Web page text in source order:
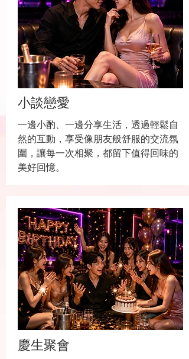
小談戀愛
一邊小酌、一邊分享生活，透過輕鬆自
然的互動，享受像朋友般舒服的交流氛
圍，讓每一次相聚，都留下值得回味的
美好回憶。
慶生聚會